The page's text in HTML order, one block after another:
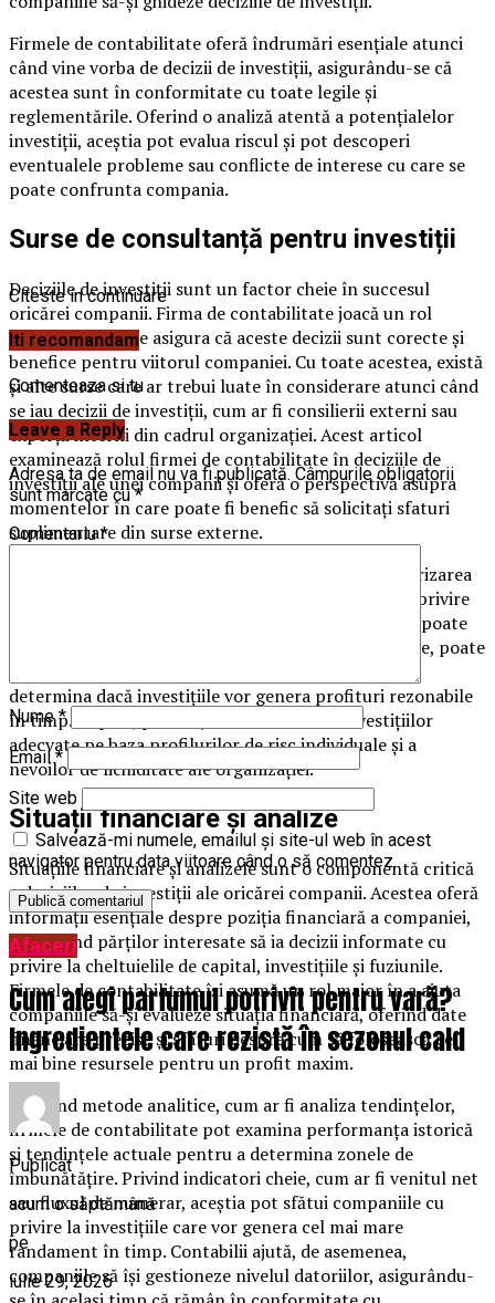
Firmele de contabilitate oferă îndrumări esențiale atunci
când vine vorba de decizii de investiții, asigurându-se că
acestea sunt în conformitate cu toate legile și
reglementările. Oferind o analiză atentă a potențialelor
investiții, aceștia pot evalua riscul și pot descoperi
eventualele probleme sau conflicte de interese cu care se
poate confrunta compania.
Surse de consultanță pentru investiții
Deciziile de investiții sunt un factor cheie în succesul
oricărei companii. Firma de contabilitate joacă un rol
important în a se asigura că aceste decizii sunt corecte și
benefice pentru viitorul companiei. Cu toate acestea, există
și alte surse care ar trebui luate în considerare atunci când
se iau decizii de investiții, cum ar fi consilierii externi sau
experții interni din cadrul organizației. Acest articol
examinează rolul firmei de contabilitate în deciziile de
investiții ale unei companii și oferă o perspectivă asupra
momentelor în care poate fi benefic să solicitați sfaturi
suplimentare din surse externe.
Firma de contabilitate este responsabilă de monitorizarea
performanței financiare și de oferirea de sfaturi cu privire
la cel mai bun mod de a gestiona fondurile. Aceasta poate
furniza rapoarte detaliate despre investițiile curente, poate
determina dacă investițiile vor genera profituri rezonabile
în timp. În plus, poate ajuta la selectarea investițiilor
adecvate pe baza profilurilor de risc individuale și a
nevoilor de lichiditate ale organizației.
Situații financiare și analize
Situațiile financiare și analizele sunt o componentă critică
a deciziilor de investiții ale oricărei companii. Acestea oferă
informații esențiale despre poziția financiară a companiei,
permițând părților interesate să ia decizii informate cu
privire la cheltuielile de capital, investițiile și fuziunile.
Firmele de contabilitate își asumă un rol major în a ajuta
companiile să-și evalueze situația financiară, oferind date
financiare precise și sfaturi despre cum să folosească cel
mai bine resursele pentru un profit maxim.
Folosind metode analitice, cum ar fi analiza tendințelor,
firmele de contabilitate pot examina performanța istorică
și tendințele actuale pentru a determina zonele de
îmbunătățire. Privind indicatori cheie, cum ar fi venitul net
sau fluxul de numerar, aceștia pot sfătui companiile cu
privire la investițiile care vor genera cel mai mare
randament în timp. Contabilii ajută, de asemenea,
companiile să își gestioneze nivelul datoriilor, asigurându-
Citeste in continuare
Iti recomandam
Comenteaza si tu
Leave a Reply
Adresa ta de email nu va fi publicată. Câmpurile obligatorii
sunt marcate cu*
Comentariu*
Nume*
Email*
Site web
Salvează-mi numele, emailul și site-ul web în acest
navigator pentru data viitoare când o să comentez.
Afaceri
Cum alegi parfumul potrivit pentru vară?
Ingredientele care rezistă în sezonul cald
Publicat
acum o săptămână
pe
iulie 29, 2026